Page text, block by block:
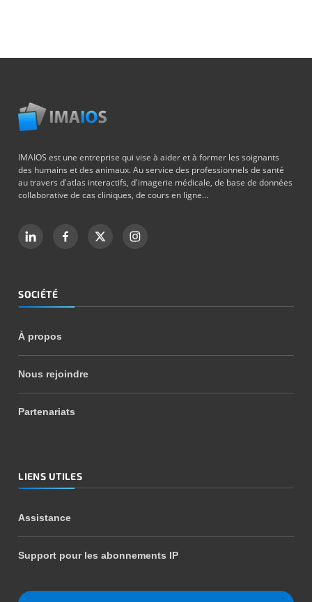
IMAIOS est une entreprise qui vise à aider et à former les soignants
des humains et des animaux. Au service des professionnels de santé
au travers d'atlas interactifs, d'imagerie médicale, de base de données
collaborative de cas cliniques, de cours en ligne...
SOCIÉTÉ
À propos
Nous rejoindre
Partenariats
LIENS UTILES
Assistance
Support pour les abonnements IP